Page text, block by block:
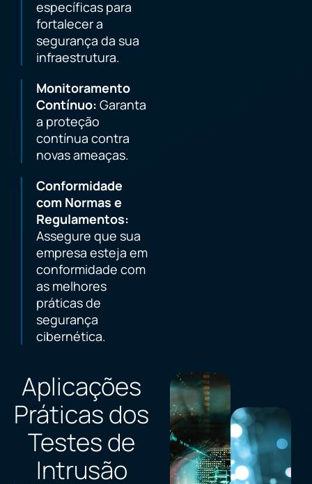
específicas para
fortalecer a
segurança da sua
infraestrutura.
Monitoramento
Contínuo: Garanta
a proteção
contínua contra
novas ameaças.
Conformidade
com Normas e
Regulamentos:
Assegure que sua
empresa esteja em
conformidade com
as melhores
práticas de
segurança
cibernética.
Aplicações
Práticas dos
Testes de
Intrusão